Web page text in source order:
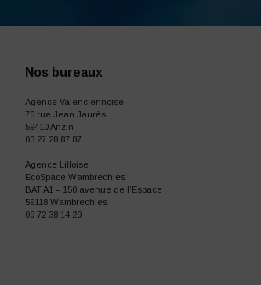
Nos bureaux
Agence Valenciennoise
76 rue Jean Jaurès
59410 Anzin
03 27 28 87 87
Agence Lilloise
EcoSpace Wambrechies
BAT A1 – 150 avenue de l’Espace
59118 Wambrechies
09 72 38 14 29